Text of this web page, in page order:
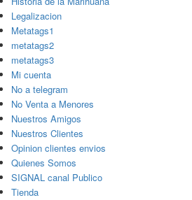
Legalizacion
Metatags1
metatags2
metatags3
Mi cuenta
No a telegram
No Venta a Menores
Nuestros Amigos
Nuestros Clientes
Opinion clientes envios
Quienes Somos
SIGNAL canal Publico
Tienda